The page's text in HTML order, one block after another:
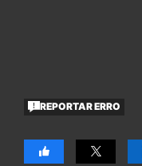
REPORTAR ERRO